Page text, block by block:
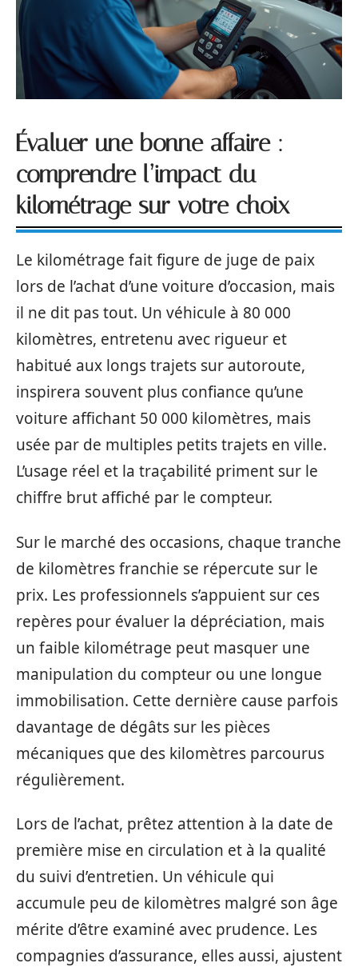
Évaluer une bonne affaire :
comprendre l’impact du
kilométrage sur votre choix
Le kilométrage fait figure de juge de paix
lors de l’achat d’une voiture d’occasion, mais
il ne dit pas tout. Un véhicule à 80 000
kilomètres, entretenu avec rigueur et
habitué aux longs trajets sur autoroute,
inspirera souvent plus confiance qu’une
voiture affichant 50 000 kilomètres, mais
usée par de multiples petits trajets en ville.
L’usage réel et la traçabilité priment sur le
chiffre brut affiché par le compteur.
Sur le marché des occasions, chaque tranche
de kilomètres franchie se répercute sur le
prix. Les professionnels s’appuient sur ces
repères pour évaluer la dépréciation, mais
un faible kilométrage peut masquer une
manipulation du compteur ou une longue
immobilisation. Cette dernière cause parfois
davantage de dégâts sur les pièces
mécaniques que des kilomètres parcourus
régulièrement.
Lors de l’achat, prêtez attention à la date de
première mise en circulation et à la qualité
du suivi d’entretien. Un véhicule qui
accumule peu de kilomètres malgré son âge
mérite d’être examiné avec prudence. Les
compagnies d’assurance, elles aussi, ajustent